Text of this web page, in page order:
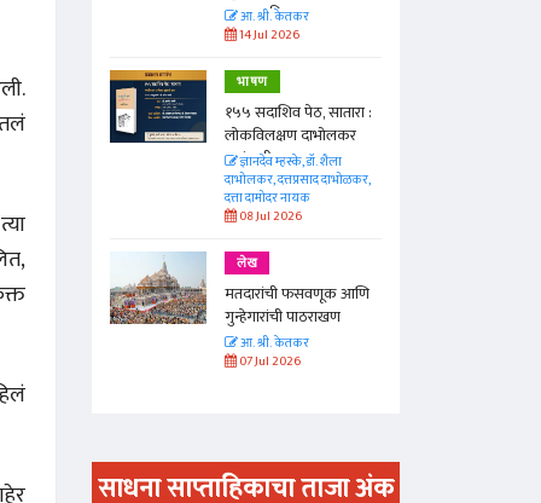
:
आणि
दरम्यान विम्बल्डन
आ. श्री. केतकर
14 Jul 2026
भाषण
१५५ सदाशिव पेठ, सातारा :
लोकविलक्षण दाभोलकर
कुटुंबाची कथा
ज्ञानदेव म्हस्के, डॉ. शैला
दाभोलकर, दत्तप्रसाद दाभोळकर,
दत्ता दामोदर नायक
08 Jul 2026
लेख
मतदारांची फसवणूक आणि
गुन्हेगारांची पाठराखण
आ. श्री. केतकर
07 Jul 2026
साधना साप्ताहिकाचा ताजा अंक